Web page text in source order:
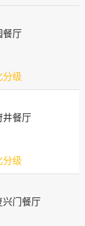
餐厅
分级
井餐厅
分级
兴门餐厅